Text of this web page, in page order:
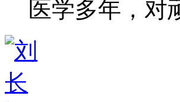
医学多年，对